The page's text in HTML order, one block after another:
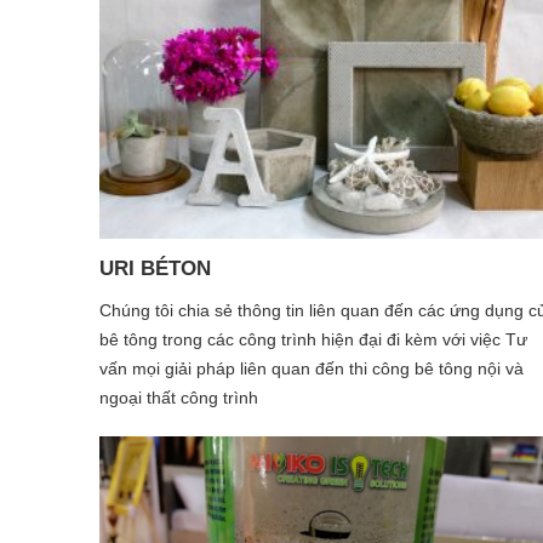
sản phẩm đa dạng cũng như những dịch vụ tiện ích trong
nhiều phương diện công nghiệp.
URI BÉTON
Chúng tôi chia sẻ thông tin liên quan đến các ứng dụng
bê tông trong các công trình hiện đại đi kèm với việc Tư
vấn mọi giải pháp liên quan đến thi công bê tông nội và
ngoại thất công trình